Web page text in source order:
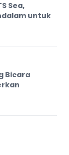
Sea,
untuk
Bicara